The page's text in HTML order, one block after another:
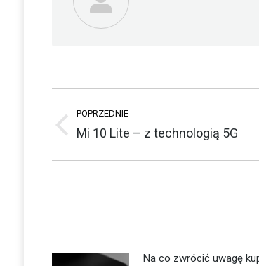
Nawigacja
wpisów
POPRZEDNIE
Poprzedni
Mi 10 Lite – z technologią 5G
Na co zwrócić uwagę